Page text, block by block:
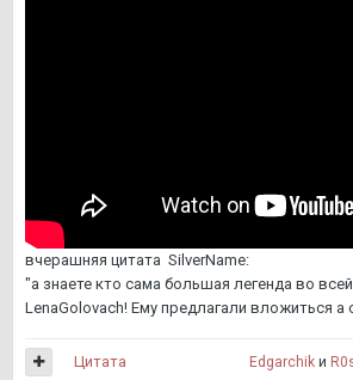
вчерашняя цитата SilverName:
"а знаете кто сама большая легенда во
LenaGolovach! Ему предлагали вложиться а
Edgarchik и
Цитата